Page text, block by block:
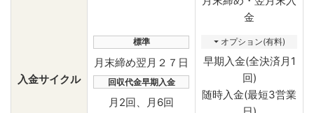
入金サイクル
標準
月末締め翌月２７日
回収代金早期入金
月2回、月6回
金
⏷ オプション(有料)
早期入金(全決済月1
回)
随時入金(最短3営業